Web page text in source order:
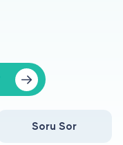
Soru Sor